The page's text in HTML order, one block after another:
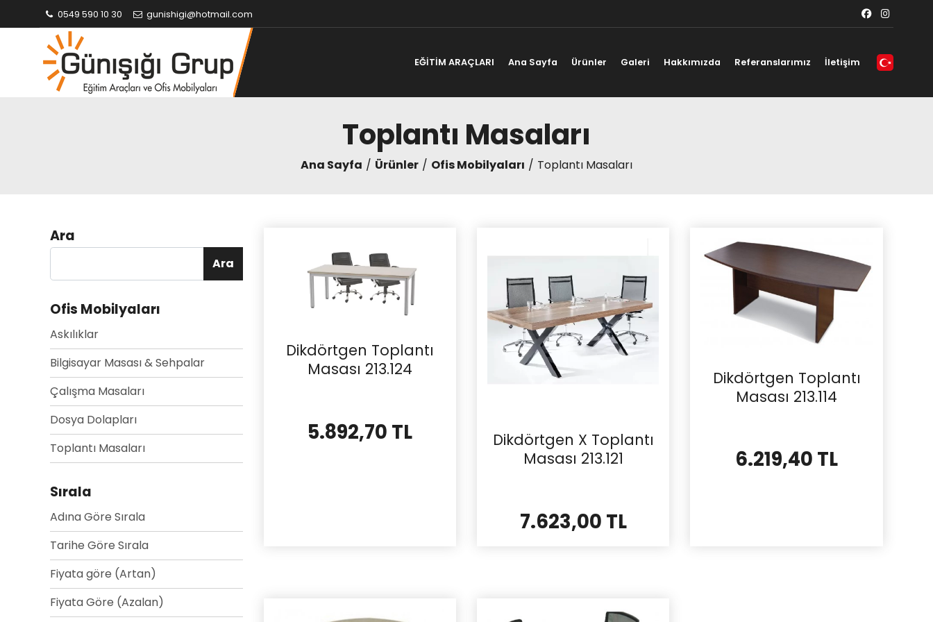
0549 590 10 30 gunishigi@hotmail.com
EĞİTİM ARAÇLARI Ana Sayfa Ürünler Galeri Hakkımızda Referanslarımız İletişim
Toplantı Masaları
Ana Sayfa Ürünler Ofis Mobilyaları Toplantı Masaları
Ara
Ara
Ofis Mobilyaları
Askılıklar
Bilgisayar Masası & Sehpalar
Çalışma Masaları
Dosya Dolapları
Toplantı Masaları
Sırala
Adına Göre Sırala
Tarihe Göre Sırala
Fiyata göre (Artan)
Fiyata Göre (Azalan)
Dikdörtgen Toplantı
Masası 213.124
5.892,70 TL
Dikdörtgen X Toplantı
Masası 213.121
7.623,00 TL
İncele
Dikdörtgen Toplantı
Masası 213.114
6.219,40 TL